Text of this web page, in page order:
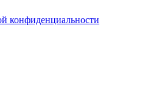
конфиденциальности